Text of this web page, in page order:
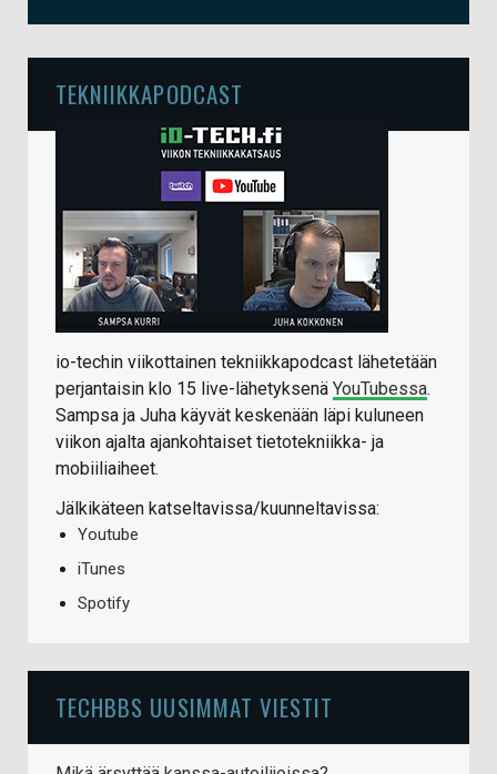
TEKNIIKKAPODCAST
io-techin viikottainen tekniikkapodcast lähetetään
perjantaisin klo 15 live-lähetyksenä YouTubessa.
Sampsa ja Juha käyvät keskenään läpi kuluneen
viikon ajalta ajankohtaiset tietotekniikka- ja
mobiiliaiheet.
Jälkikäteen katseltavissa/kuunneltavissa:
Youtube
iTunes
Spotify
TECHBBS UUSIMMAT VIESTIT